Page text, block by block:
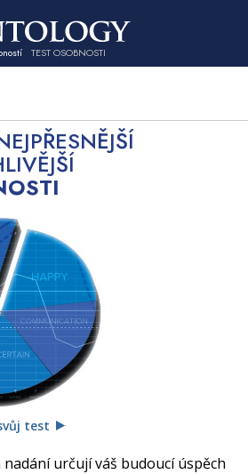
TEST OSOBNOSTI
test
určují váš budoucí úspěch